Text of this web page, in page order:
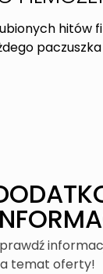
hitów
temat oferty!